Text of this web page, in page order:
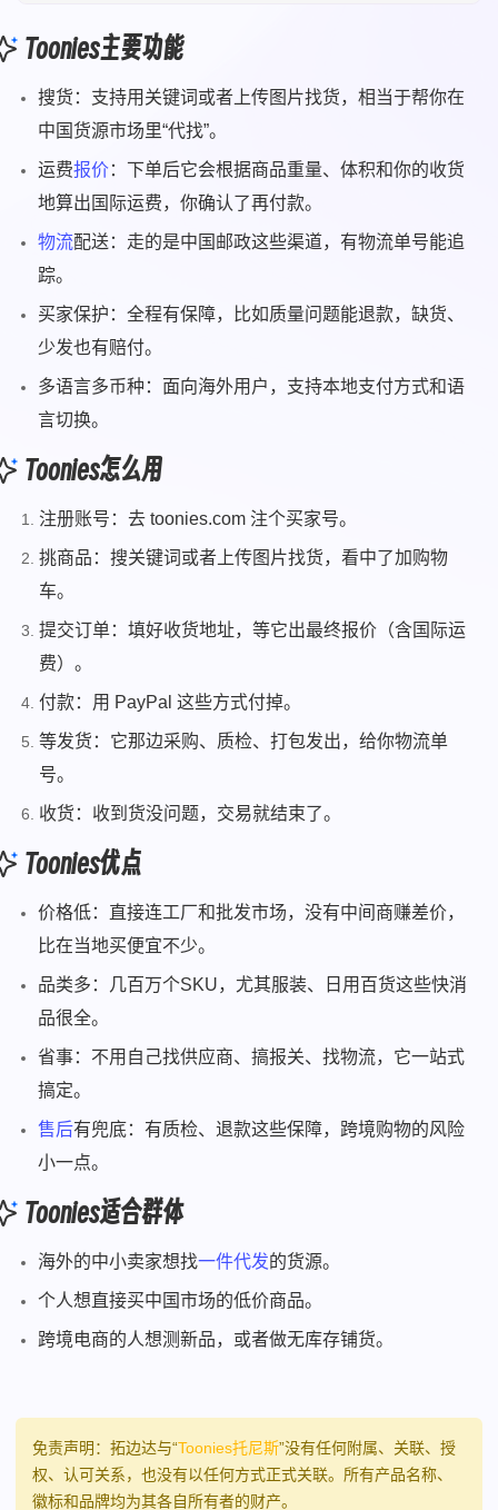
Toonies主要功能
搜货：支持用关键词或者上传图片找货，相当于帮你在
中国货源市场里“代找”。
运费报价：下单后它会根据商品重量、体积和你的收货
地算出国际运费，你确认了再付款。
物流配送：走的是中国邮政这些渠道，有物流单号能追
踪。
买家保护：全程有保障，比如质量问题能退款，缺货、
少发也有赔付。
多语言多币种：面向海外用户，支持本地支付方式和语
言切换。
Toonies怎么用
注册账号：去 toonies.com 注个买家号。
挑商品：搜关键词或者上传图片找货，看中了加购物
车。
提交订单：填好收货地址，等它出最终报价（含国际运
费）。
付款：用 PayPal 这些方式付掉。
等发货：它那边采购、质检、打包发出，给你物流单
号。
收货：收到货没问题，交易就结束了。
Toonies优点
价格低：直接连工厂和批发市场，没有中间商赚差价，
比在当地买便宜不少。
品类多：几百万个SKU，尤其服装、日用百货这些快消
品很全。
省事：不用自己找供应商、搞报关、找物流，它一站式
搞定。
售后有兜底：有质检、退款这些保障，跨境购物的风险
小一点。
Toonies适合群体
海外的中小卖家想找一件代发的货源。
个人想直接买中国市场的低价商品。
跨境电商的人想测新品，或者做无库存铺货。
免责声明：拓边达与“Toonies托尼斯”没有任何附属、关联、授
权、认可关系，也没有以任何方式正式关联。所有产品名称、
徽标和品牌均为其各自所有者的财产。